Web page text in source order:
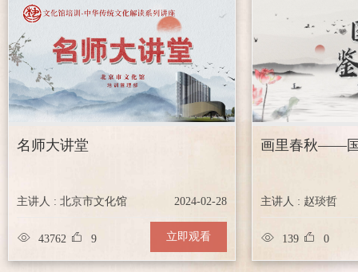
名师大讲堂
主讲人 : 北京市文化馆 2024-02-28
 43762  9 立即观看
画里春秋——
主讲人 : 赵琰哲
 139  0